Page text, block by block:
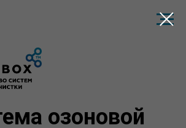
озоновой